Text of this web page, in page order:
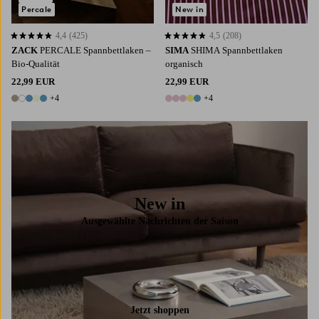
ZACK PERCALE Spannbettlaken ‒
Bio-Qualität
22,99 EUR
9 Farben
+4
4,4 basierend auf 425 Bewertungen
4,4 (425)
Percale
SIMA SHIMA Spannbettlaken
organisch
22,99 EUR
9 Farben
+4
4,5 basierend auf 208 Bewertungen
4,5 (208)
New in
New in
Ausgewählte Nachrichten der Saison
Jetzt shoppen